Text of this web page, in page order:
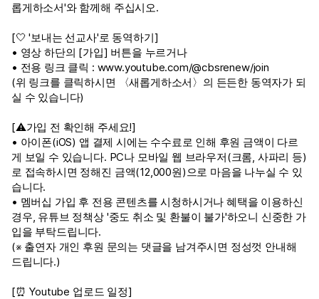
롭게하소서'와 함께해 주십시오.
[🤍 '보내는 선교사'로 동역하기]
• 영상 하단의 [가입] 버튼을 누르거나
• 전용 링크 클릭 : www.youtube.com/@cbsrenew/join
(위 링크를 클릭하시면 〈새롭게하소서〉의 든든한 동역자가 되
실 수 있습니다)
[⚠️가입 전 확인해 주세요!]
• 아이폰(iOS) 앱 결제 시에는 수수료로 인해 후원 금액이 다르
게 보일 수 있습니다. PC나 모바일 웹 브라우저(크롬, 사파리 등)
로 접속하시면 정해진 금액(12,000원)으로 마음을 나누실 수 있
습니다.
• 멤버십 가입 후 전용 콘텐츠를 시청하시거나 혜택을 이용하신
경우, 유튜브 정책상 '중도 취소 및 환불이 불가'하오니 신중한 가
입을 부탁드립니다.
(※ 출연자 개인 후원 문의는 댓글을 남겨주시면 정성껏 안내해
드립니다.)
[⏰ Youtube 업로드 일정]